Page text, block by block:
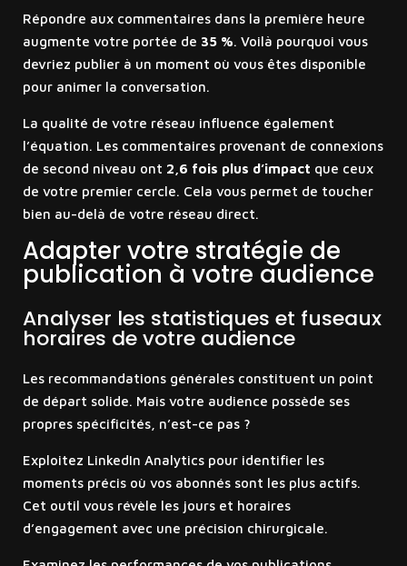
Répondre aux commentaires dans la première heure
augmente votre portée de 35 %. Voilà pourquoi vous
devriez publier à un moment où vous êtes disponible
pour animer la conversation.
La qualité de votre réseau influence également
l’équation. Les commentaires provenant de connexions
de second niveau ont 2,6 fois plus d’impact que ceux
de votre premier cercle. Cela vous permet de toucher
bien au-delà de votre réseau direct.
Adapter votre stratégie de
publication à votre audience
Analyser les statistiques et fuseaux
horaires de votre audience
Les recommandations générales constituent un point
de départ solide. Mais votre audience possède ses
propres spécificités, n’est-ce pas ?
Exploitez LinkedIn Analytics pour identifier les
moments précis où vos abonnés sont les plus actifs.
Cet outil vous révèle les jours et horaires
d’engagement avec une précision chirurgicale.